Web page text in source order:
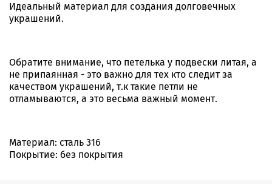
Идеальный материал для создания долговечных
украшений.
Обратите внимание, что петелька у подвески литая, а
не припаянная - это важно для тех кто следит за
качеством украшений, т.к такие петли не
отламываются, а это весьма важный момент.
Материал: сталь 316
Покрытие: без покрытия